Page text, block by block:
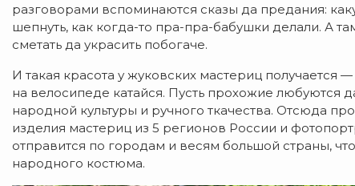
разговорами вспоминаются сказы да предания:
шепнуть, как когда-то пра-пра-бабушки делали. А
сметать да украсить побогаче.
И такая красота у жуковских мастериц
на велосипеде катайся. Пусть прохожие любуются
народной культуры и ручного ткачества. Отсюда
изделия мастериц из 5 регионов России и
отправится по городам и весям большой страны,
народного костюма.